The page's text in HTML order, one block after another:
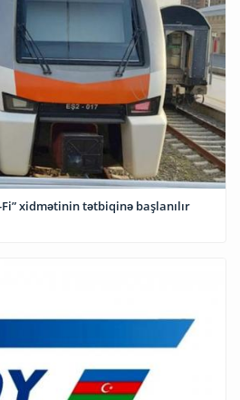
xidmətinin tətbiqinə başlanılır